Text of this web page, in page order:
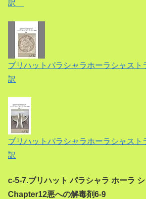
訳
ブリハットパラシャラホーラシャ
訳
ブリハットパラシャラホーラシャ
訳
c-5-7.ブリハット パラシャラ ホーラ
Chapter12悪への解毒剤6-9